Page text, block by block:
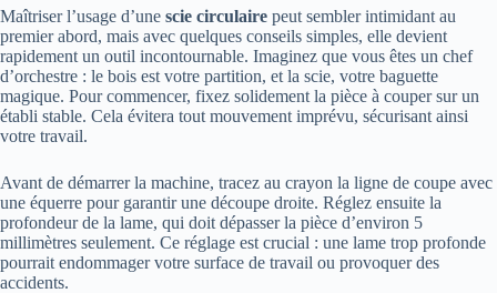
Maîtriser l’usage d’une scie circulaire peut sembler intimidant au
premier abord, mais avec quelques conseils simples, elle devient
rapidement un outil incontournable. Imaginez que vous êtes un chef
d’orchestre : le bois est votre partition, et la scie, votre baguette
magique. Pour commencer, fixez solidement la pièce à couper sur un
établi stable. Cela évitera tout mouvement imprévu, sécurisant ainsi
votre travail.
Avant de démarrer la machine, tracez au crayon la ligne de coupe avec
une équerre pour garantir une découpe droite. Réglez ensuite la
profondeur de la lame, qui doit dépasser la pièce d’environ 5
millimètres seulement. Ce réglage est crucial : une lame trop profonde
pourrait endommager votre surface de travail ou provoquer des
accidents.